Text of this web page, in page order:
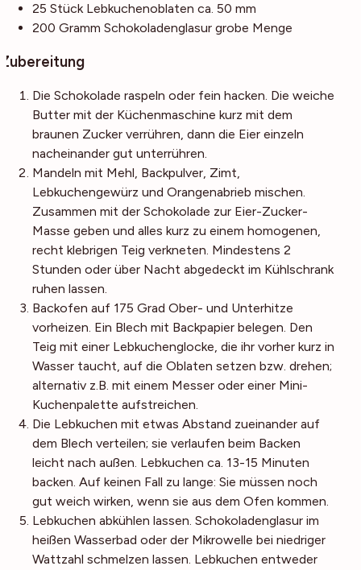
25 Stück Lebkuchenoblaten ca. 50 mm
200 Gramm Schokoladenglasur grobe Menge
Zubereitung
Die Schokolade raspeln oder fein hacken. Die weiche
Butter mit der Küchenmaschine kurz mit dem
braunen Zucker verrühren, dann die Eier einzeln
nacheinander gut unterrühren.
Mandeln mit Mehl, Backpulver, Zimt,
Lebkuchengewürz und Orangenabrieb mischen.
Zusammen mit der Schokolade zur Eier-Zucker-
Masse geben und alles kurz zu einem homogenen,
recht klebrigen Teig verkneten. Mindestens 2
Stunden oder über Nacht abgedeckt im Kühlschrank
ruhen lassen.
Backofen auf 175 Grad Ober- und Unterhitze
vorheizen. Ein Blech mit Backpapier belegen. Den
Teig mit einer Lebkuchenglocke, die ihr vorher kurz in
Wasser taucht, auf die Oblaten setzen bzw. drehen;
alternativ z.B. mit einem Messer oder einer Mini-
Kuchenpalette aufstreichen.
Die Lebkuchen mit etwas Abstand zueinander auf
dem Blech verteilen; sie verlaufen beim Backen
leicht nach außen. Lebkuchen ca. 13-15 Minuten
backen. Auf keinen Fall zu lange: Sie müssen noch
gut weich wirken, wenn sie aus dem Ofen kommen.
Lebkuchen abkühlen lassen. Schokoladenglasur im
heißen Wasserbad oder der Mikrowelle bei niedriger
Wattzahl schmelzen lassen. Lebkuchen entweder